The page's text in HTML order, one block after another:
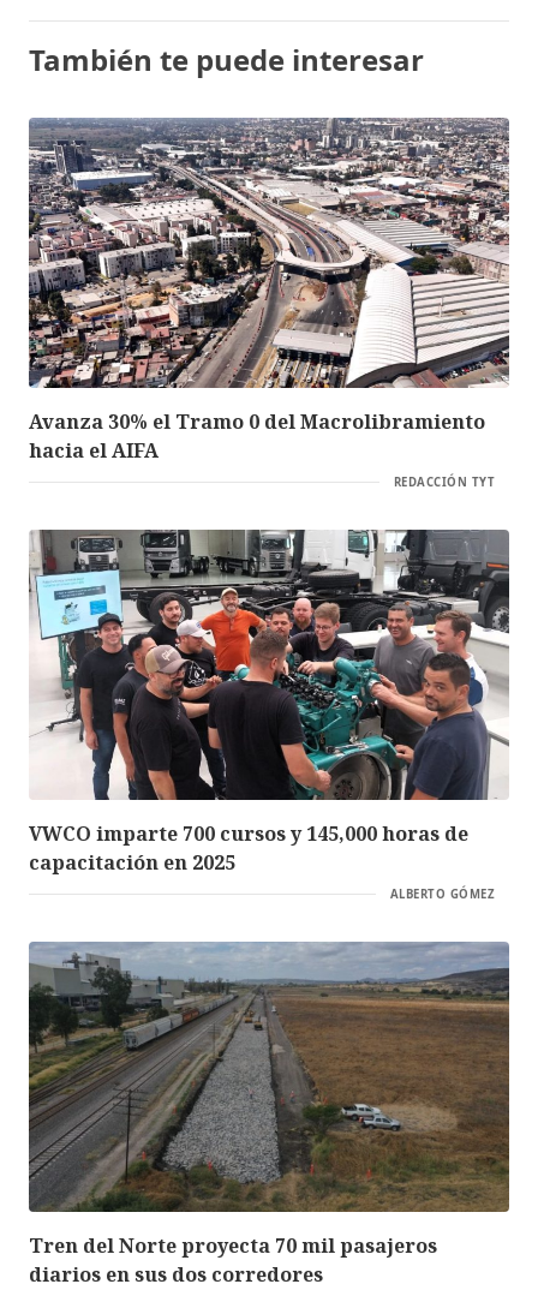
También te puede interesar
Avanza 30% el Tramo 0 del Macrolibramiento
hacia el AIFA
REDACCIÓN TYT
VWCO imparte 700 cursos y 145,000 horas de
capacitación en 2025
ALBERTO GÓMEZ
Tren del Norte proyecta 70 mil pasajeros
diarios en sus dos corredores